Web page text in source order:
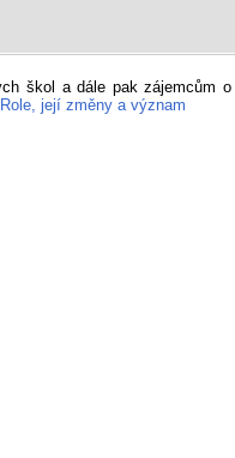
škol a dále pak zájemcům
Role, její změny a význam